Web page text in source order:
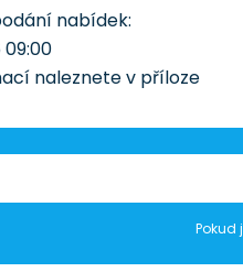
nabídek:
09:00
naleznete v příloze
Pokud